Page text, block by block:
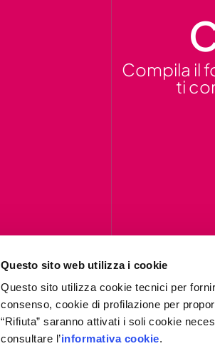
Questo sito web utilizza i cookie
Questo sito utilizza cookie tecnici per
consenso, cookie di profilazione per
“Rifiuta” saranno attivati i soli cookie
consultare l’informativa cookie.
Compila il
ti